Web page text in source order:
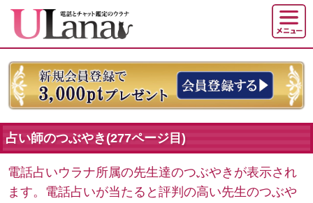
占い師のつぶやき(277ページ目)
電話占いウラナ所属の先生達のつぶやきが表示され
ます。電話占いが当たると評判の高い先生のつぶや